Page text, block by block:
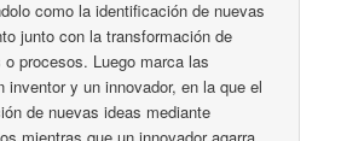
como la identificación de nuevas
junto con la transformación de
procesos. Luego marca las
inventor y un innovador, en la que el
de nuevas ideas mediante
mientras que un innovador agarra